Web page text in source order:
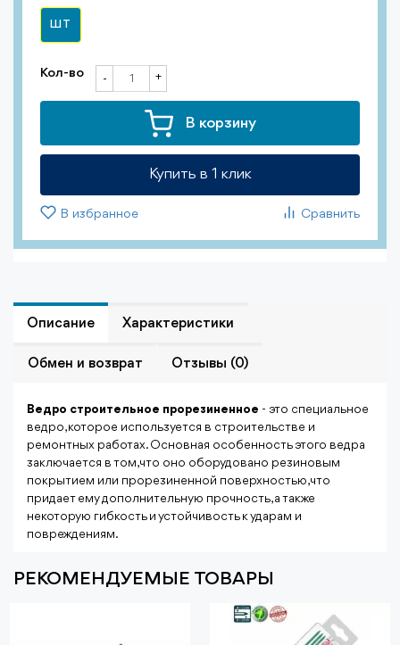
ШТ
Кол-во +
-
В корзину
Купить в 1 клик
Сравнить
В избранное
Описание Характеристики
Обмен и возврат Отзывы (0)
Ведро строительное прорезиненное - это специальное
ведро, которое используется в строительстве и
ремонтных работах. Основная особенность этого ведра
заключается в том, что оно оборудовано резиновым
покрытием или прорезиненной поверхностью, что
придает ему дополнительную прочность, а также
некоторую гибкость и устойчивость к ударам и
повреждениям.
РЕКОМЕНДУЕМЫЕ ТОВАРЫ